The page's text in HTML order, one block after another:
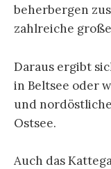
beherbergen
zahlreiche
Daraus ergibt
in Beltsee oder
und
Ostsee.
Auch das